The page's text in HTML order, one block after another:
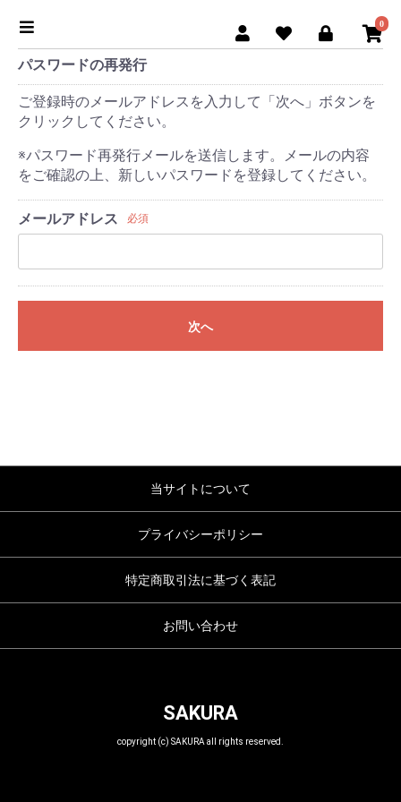
0
パスワードの再発行
ご登録時のメールアドレスを入力して「次へ」ボタンを
クリックしてください。
※パスワード再発行メールを送信します。メールの内容
をご確認の上、新しいパスワードを登録してください。
メールアドレス 必須
次へ
当サイトについて
プライバシーポリシー
特定商取引法に基づく表記
お問い合わせ
SAKURA
copyright (c) SAKURA all rights reserved.